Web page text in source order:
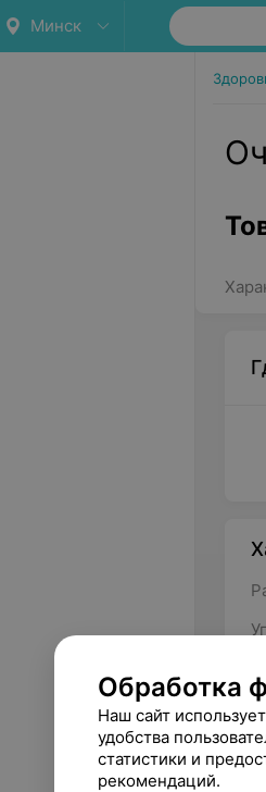
Минск
Обработка
Наш сайт
удобства
статистики и
рекомендаций.